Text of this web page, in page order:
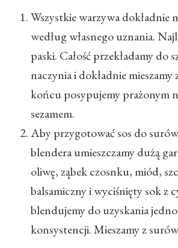
Wszystkie warzywa dokładnie
według własnego uznania.
paski. Całość przekładamy do
naczynia i dokładnie mieszamy
końcu posypujemy prażonym
sezamem.
Aby przygotować sos do
blendera umieszczamy dużą
oliwę, ząbek czosnku, miód,
balsamiczny i wyciśnięty sok z
blendujemy do uzyskania
konsystencji. Mieszamy z